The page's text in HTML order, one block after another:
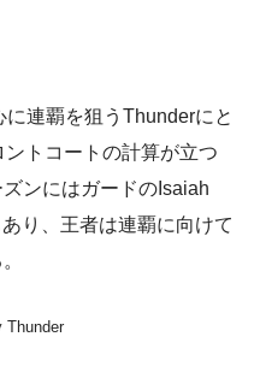
連覇を狙うThunderにと
トコートの計算が立つ
ンにはガードのIsaiah
り、王者は連覇に向けて
Thunder